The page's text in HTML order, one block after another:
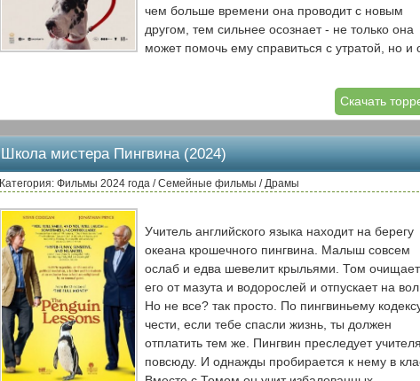
чем больше времени она проводит с новым
другом, тем сильнее осознает - не только она
может помочь ему справиться с утратой, но и
Скачать
Школа мистера Пингвина (2024)
Категория: Фильмы 2024 года / Семейные фильмы / Драмы
Учитель английского языка находит на берегу
океана крошечного пингвина. Малыш совсем
ослаб и едва шевелит крыльями. Том очищает
его от мазута и водорослей и отпускает на
Но не все? так просто. По пингвиньему
чести, если тебе спасли жизнь, ты должен
отплатить тем же. Пингвин преследует учителя
повсюду. И однажды пробирается к нему в